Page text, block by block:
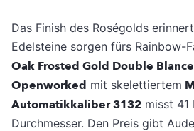
Das Finish des Roségolds
Edelsteine sorgen fürs Rainbow-
Oak Frosted Gold Double
Openworked mit skelettiertem
Automatikkaliber 3132 misst 41
Durchmesser. Den Preis gibt